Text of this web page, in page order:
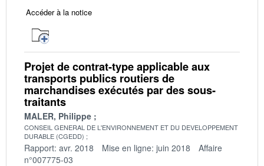
Accéder à la notice
Projet de contrat-type applicable aux
transports publics routiers de
marchandises exécutés par des sous-
traitants
MALER, Philippe
CONSEIL GENERAL DE L'ENVIRONNEMENT ET DU DEVELOPPEMENT
DURABLE (CGEDD)
Rapport: avr. 2018 Mise en ligne: juin 2018
Affaire
n°007775-03